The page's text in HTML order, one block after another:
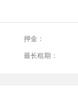
押金：
最长租期：